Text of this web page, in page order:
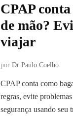
CPAP
de mão?
viajar
por Dr Paulo Coelho
CPAP conta como
regras, evite
segurança usando seu